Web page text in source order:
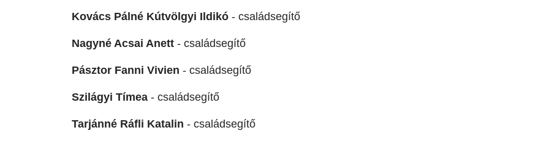
Kovács Pálné Kútvölgyi Ildikó - családsegítő
Nagyné Acsai Anett - családsegítő
Pásztor Fanni Vivien - családsegítő
Szilágyi Tímea - családsegítő
Tarjánné Ráfli Katalin - családsegítő